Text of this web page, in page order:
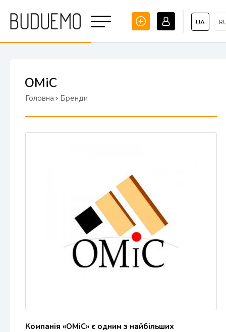
UA
ОМіС
Головна › Бренди
Компанія «ОМіС» є одним з найбільших